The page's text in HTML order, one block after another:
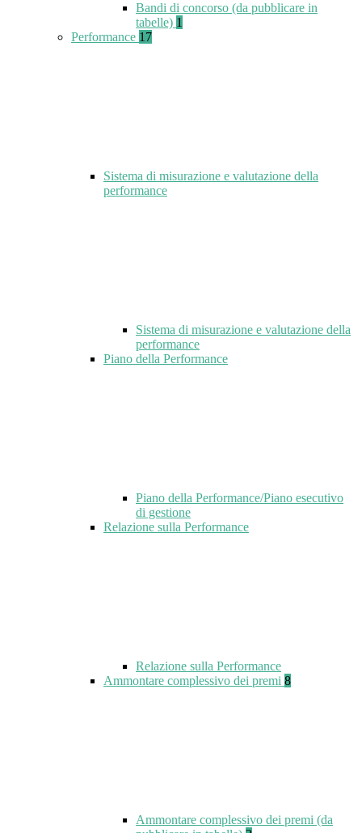
Bandi di concorso (da pubblicare in
tabelle) 1
Performance 17
Sistema di misurazione e valutazione della
performance
Sistema di misurazione e valutazione della
performance
Piano della Performance
Piano della Performance/Piano esecutivo
di gestione
Relazione sulla Performance
Relazione sulla Performance
Ammontare complessivo dei premi 8
Ammontare complessivo dei premi (da